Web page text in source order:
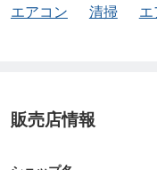
エアコン 清掃 エ
販売店情報